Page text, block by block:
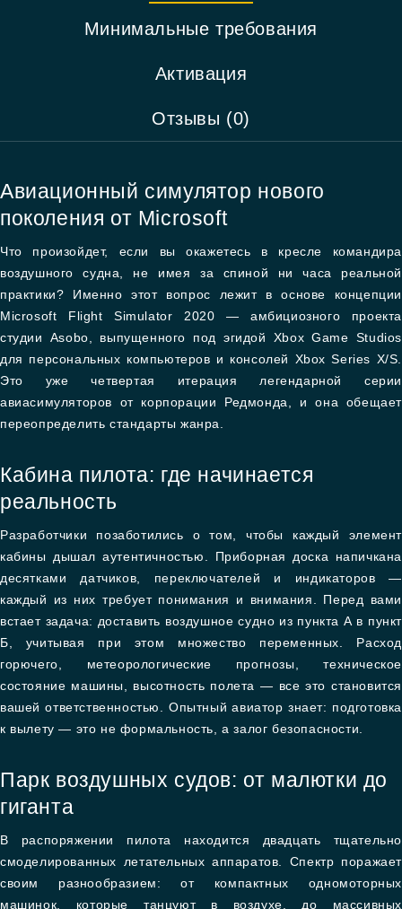
Минимальные требования
Активация
Отзывы (0)
Авиационный симулятор нового
поколения от Microsoft
Что произойдет, если вы окажетесь в кресле командира
воздушного судна, не имея за спиной ни часа реальной
практики? Именно этот вопрос лежит в основе концепции
Microsoft Flight Simulator 2020 — амбициозного проекта
студии Asobo, выпущенного под эгидой Xbox Game Studios
для персональных компьютеров и консолей Xbox Series X/S.
Это уже четвертая итерация легендарной серии
авиасимуляторов от корпорации Редмонда, и она обещает
переопределить стандарты жанра.
Кабина пилота: где начинается
реальность
Разработчики позаботились о том, чтобы каждый элемент
кабины дышал аутентичностью. Приборная доска напичкана
десятками датчиков, переключателей и индикаторов —
каждый из них требует понимания и внимания. Перед вами
встает задача: доставить воздушное судно из пункта А в пункт
Б, учитывая при этом множество переменных. Расход
горючего, метеорологические прогнозы, техническое
состояние машины, высотность полета — все это становится
вашей ответственностью. Опытный авиатор знает: подготовка
к вылету — это не формальность, а залог безопасности.
Парк воздушных судов: от малютки до
гиганта
В распоряжении пилота находится двадцать тщательно
смоделированных летательных аппаратов. Спектр поражает
своим разнообразием: от компактных одномоторных
машинок, которые танцуют в воздухе, до массивных